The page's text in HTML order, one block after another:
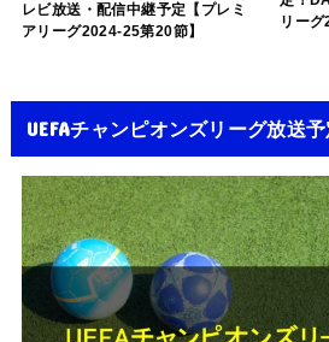
レビ放送・配信中継予定【プレミ
アリーグ2024-25第20節】
リーグ
UEFAチャンピオンズリーグ放送予